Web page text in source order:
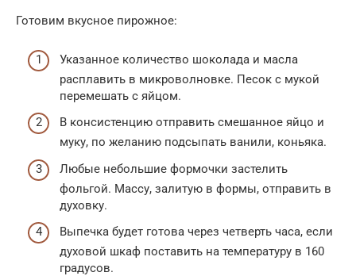
Готовим вкусное пирожное:
Указанное количество шоколада и масла
расплавить в микроволновке. Песок с мукой
перемешать с яйцом.
В консистенцию отправить смешанное яйцо и
муку, по желанию подсыпать ванили, коньяка.
Любые небольшие формочки застелить
фольгой. Массу, залитую в формы, отправить в
духовку.
Выпечка будет готова через четверть часа, если
духовой шкаф поставить на температуру в 160
градусов.